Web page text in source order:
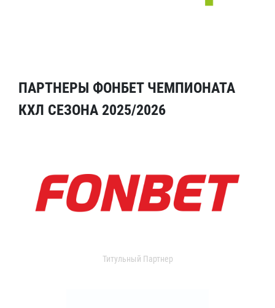
ПАРТНЕРЫ ФОНБЕТ ЧЕМПИОНАТА
КХЛ СЕЗОНА 2025/2026
Титульный Партнер